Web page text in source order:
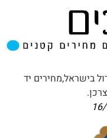
בישראל,מחירים יד